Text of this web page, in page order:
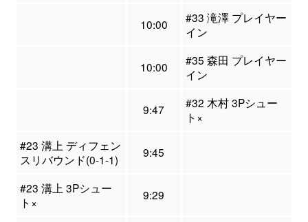
10:00
#33 滝澤 プレイヤー
イン
10:00
#35 森田 プレイヤー
イン
9:47
#32 木村 3Pシュー
ト×
#23 溝上 ディフェン
スリバウンド(0-1-1)
9:45
#23 溝上 3Pシュー
ト×
9:29